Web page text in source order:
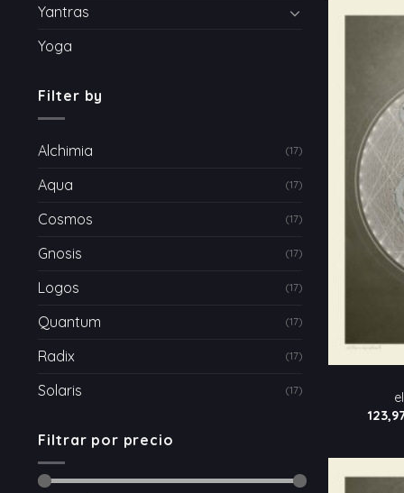
Yantras
Yoga
Filter by
Alchimia (17)
Aqua (17)
Cosmos (17)
Gnosis (17)
Logos (17)
Quantum (17)
Radix (17)
Solaris (17)
Filtrar por precio